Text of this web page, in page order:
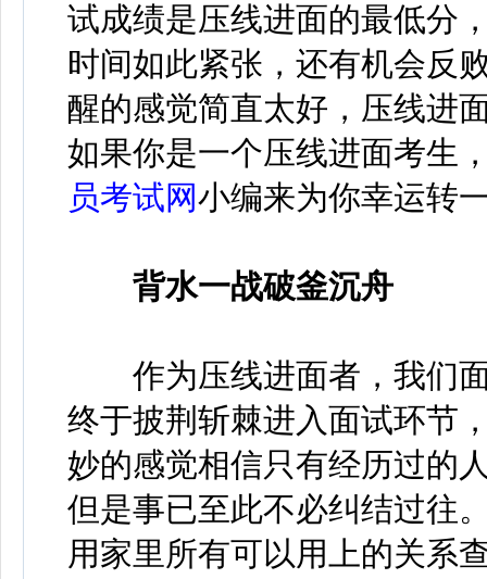
试成绩是压线进面的最低分
时间如此紧张，还有机会反
醒的感觉简直太好，压线进
如果你是一个压线进面考生
员考试网小编来为你幸运转
背水一战破釜沉舟
作为压线进面者，我们面
终于披荆斩棘进入面试环节
妙的感觉相信只有经历过的
但是事已至此不必纠结过往
用家里所有可以用上的关系